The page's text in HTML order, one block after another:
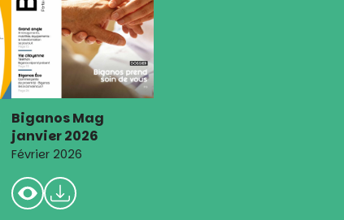
Biganos Mag
janvier 2026
Février 2026